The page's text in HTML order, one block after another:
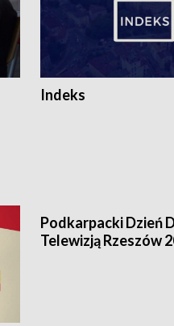
Indeks
Podkarpacki Dzień
Telewizją Rzeszów